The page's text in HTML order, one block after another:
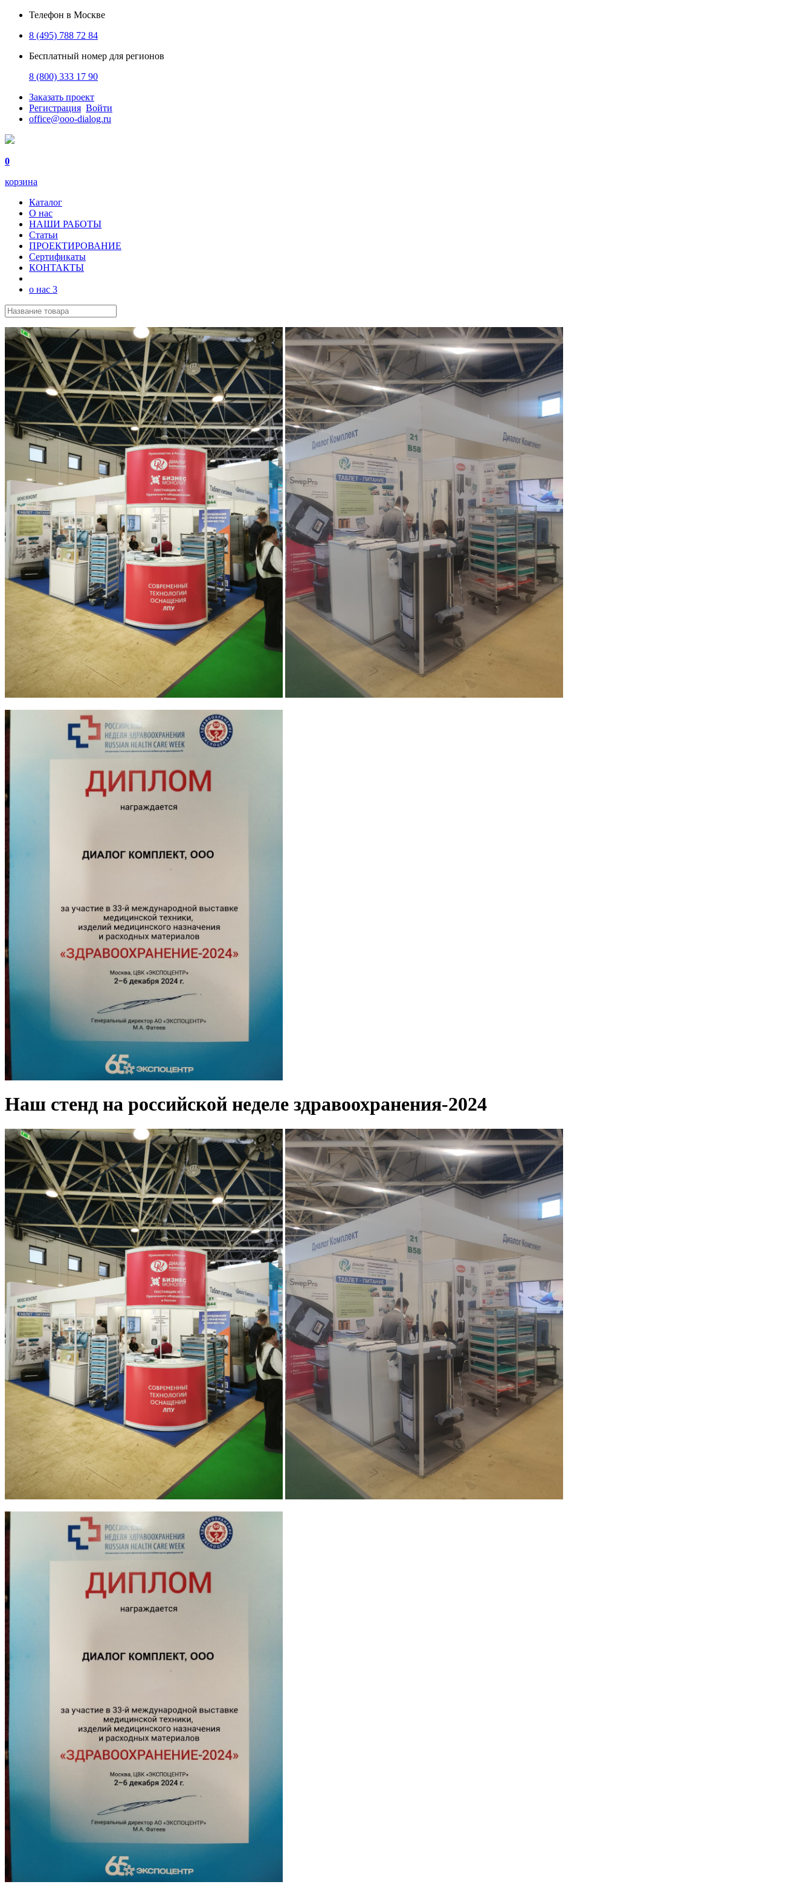
Телефон в Москве
8 (495) 788 72 84
Бесплатный номер для регионов
8 (800) 333 17 90
Заказать проект
Регистрация Войти
office@ooo-dialog.ru
0
корзина
Каталог
О нас
НАШИ РАБОТЫ
Статьи
ПРОЕКТИРОВАНИЕ
Сертификаты
КОНТАКТЫ
о нас 3
Наш стенд на российской неделе здравоохранения-2024